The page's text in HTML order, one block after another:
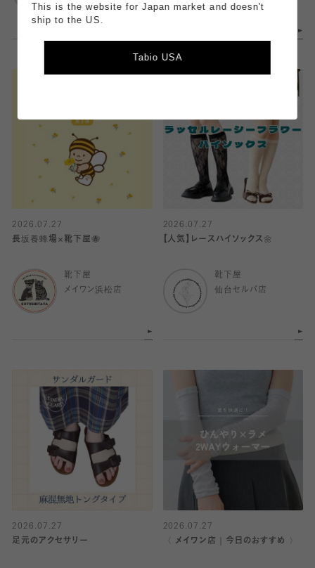
2026.07.27
長坂養蜂場×靴下屋🐝
靴下屋
メイワン浜松店
2026.07.27
【人気】レースハイソックス🌼
靴下屋
仙台セルバ店
2026.07.27
足元のアクセサリー
2026.07.27
〈 メイワン店｜今日のおすすめ 〉
This is the website for Japan market and doesn't
ship to the US.
Tabio USA